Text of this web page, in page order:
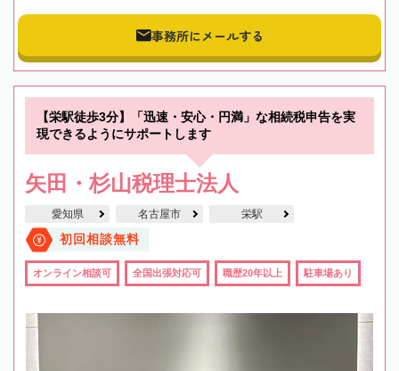
事務所にメールする
【栄駅徒歩3分】「迅速・安心・円満」な相続税申告を実
現できるようにサポートします
矢田・杉山税理士法人
愛知県 名古屋市 栄駅
初回相談無料
オンライン相談可 全国出張対応可 職歴20年以上 駐車場あり